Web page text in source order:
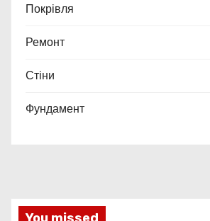
Покрівля
Ремонт
Стіни
Фундамент